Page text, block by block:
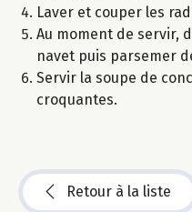
Laver et couper les
Au moment de servir,
navet puis parsemer
Servir la soupe de
croquantes.
Retour à la liste